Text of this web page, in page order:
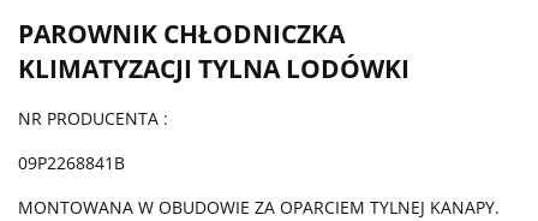
PAROWNIK CHŁODNICZKA
KLIMATYZACJI TYLNA LODÓWKI
NR PRODUCENTA :
09P2268841B
MONTOWANA W OBUDOWIE ZA OPARCIEM TYLNEJ KANAPY.